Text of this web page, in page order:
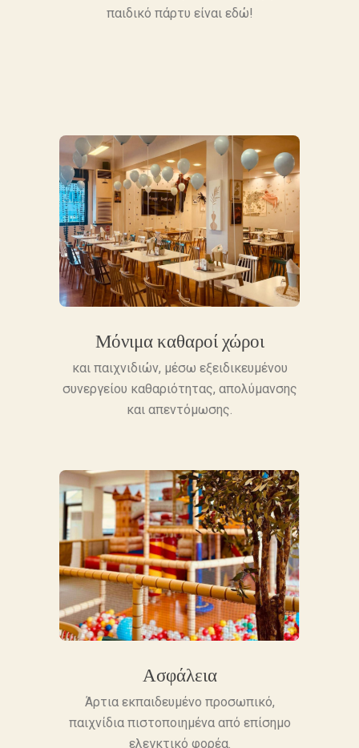
παιδικό πάρτυ είναι εδώ!
Μόνιμα καθαροί χώροι
και παιχνιδιών, μέσω εξειδικευμένου
συνεργείου καθαριότητας, απολύμανσης
και απεντόμωσης.
Ασφάλεια
Άρτια εκπαιδευμένο προσωπικό,
παιχνίδια πιστοποιημένα από επίσημο
ελεγκτικό φορέα.